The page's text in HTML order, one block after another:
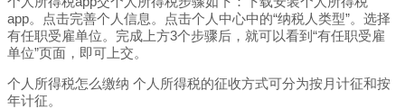
app。点击完善个人信息。点击个人中心中的“纳税人类型”。选择
有任职受雇单位。完成上方3个步骤后，就可以看到“有任职受雇
单位”页面，即可上交。
个人所得税怎么缴纳 个人所得税的征收方式可分为按月计征和按
年计征。